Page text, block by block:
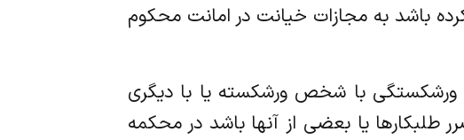
کرده باشد به مجازات خیانت در امانت محکوم
به ورشکستگی با شخص ورشکسته یا با دیگری
طلبکارها یا بعضی از آنها باشد در محکمه